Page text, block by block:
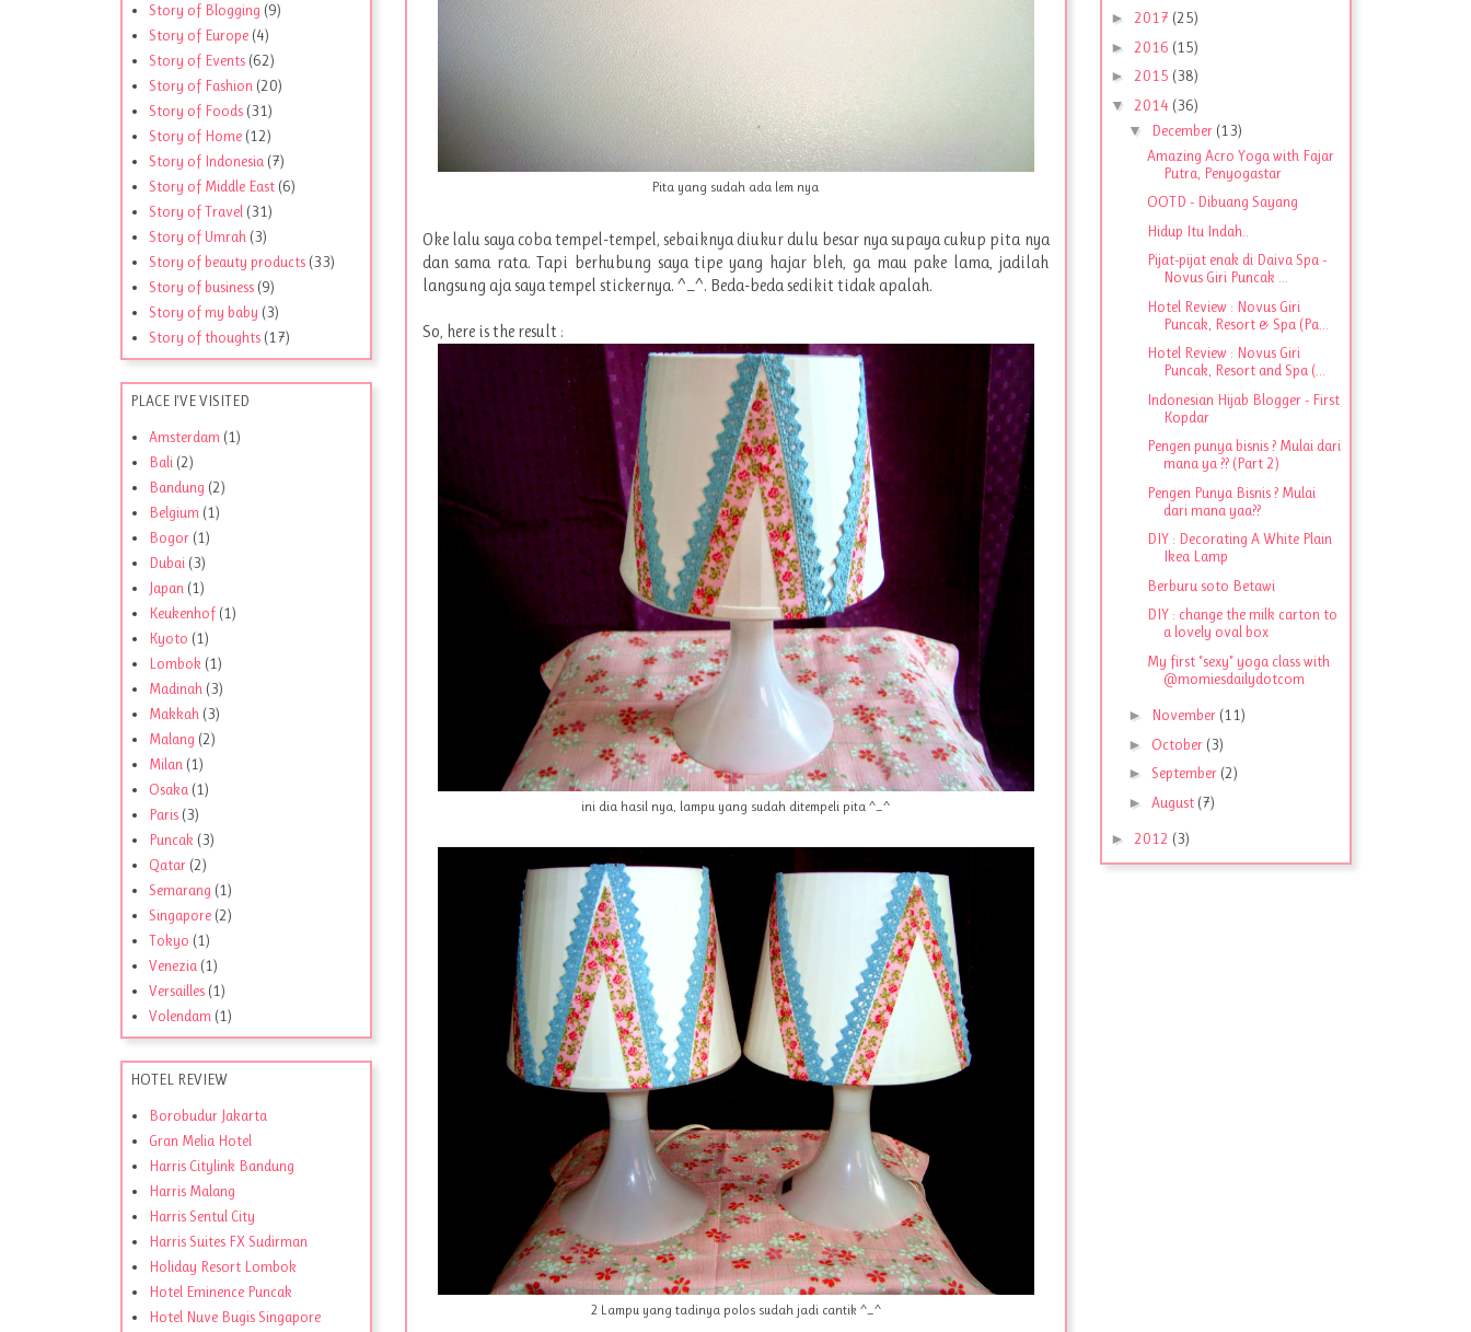
Pita yang sudah ada lem nya
Oke lalu saya coba tempel-tempel, sebaiknya diukur dulu besar nya supaya cukup pita nya
dan sama rata. Tapi berhubung saya tipe yang hajar bleh, ga mau pake lama, jadilah
langsung aja saya tempel stickernya. ^_^. Beda-beda sedikit tidak apalah.
So, here is the result :
ini dia hasil nya, lampu yang sudah ditempeli pita ^_^
2 Lampu yang tadinya polos sudah jadi cantik ^_^
Story of Blogging (9)
Story of Europe (4)
Story of Events (62)
Story of Fashion (20)
Story of Foods (31)
Story of Home (12)
Story of Indonesia (7)
Story of Middle East (6)
Story of Travel (31)
Story of Umrah (3)
Story of beauty products (33)
Story of business (9)
Story of my baby (3)
Story of thoughts (17)
PLACE I'VE VISITED
Amsterdam (1)
Bali (2)
Bandung (2)
Belgium (1)
Bogor (1)
Dubai (3)
Japan (1)
Keukenhof (1)
Kyoto (1)
Lombok (1)
Madinah (3)
Makkah (3)
Malang (2)
Milan (1)
Osaka (1)
Paris (3)
Puncak (3)
Qatar (2)
Semarang (1)
Singapore (2)
Tokyo (1)
Venezia (1)
Versailles (1)
Volendam (1)
HOTEL REVIEW
Borobudur Jakarta
Gran Melia Hotel
Harris Citylink Bandung
Harris Malang
Harris Sentul City
Harris Suites FX Sudirman
Holiday Resort Lombok
Hotel Eminence Puncak
Hotel Nuve Bugis Singapore
► 2017 (25)
► 2016 (15)
► 2015 (38)
▼ 2014 (36)
▼
December (13)
Amazing Acro Yoga with Fajar
Putra, Penyogastar
OOTD - Dibuang Sayang
Hidup Itu Indah..
Pijat-pijat enak di Daiva Spa -
Novus Giri Puncak ...
Hotel Review : Novus Giri
Puncak, Resort & Spa (Pa...
Hotel Review : Novus Giri
Puncak, Resort and Spa (...
Indonesian Hijab Blogger - First
Kopdar
Pengen punya bisnis ? Mulai dari
mana ya ?? (Part 2)
Pengen Punya Bisnis ? Mulai
dari mana yaa??
DIY : Decorating A White Plain
Ikea Lamp
Berburu soto Betawi
DIY : change the milk carton to
a lovely oval box
My first "sexy" yoga class with
@momiesdailydotcom
► November (11)
► October (3)
►September (2)
►August (7)
► 2012 (3)